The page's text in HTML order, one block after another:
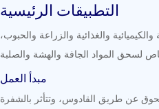
التطبيقات الرئيسية
والغذائية والزراعة والحبوب،
مبدأ العمل
عن طريق القادوس، وتتأثر بالشفرة